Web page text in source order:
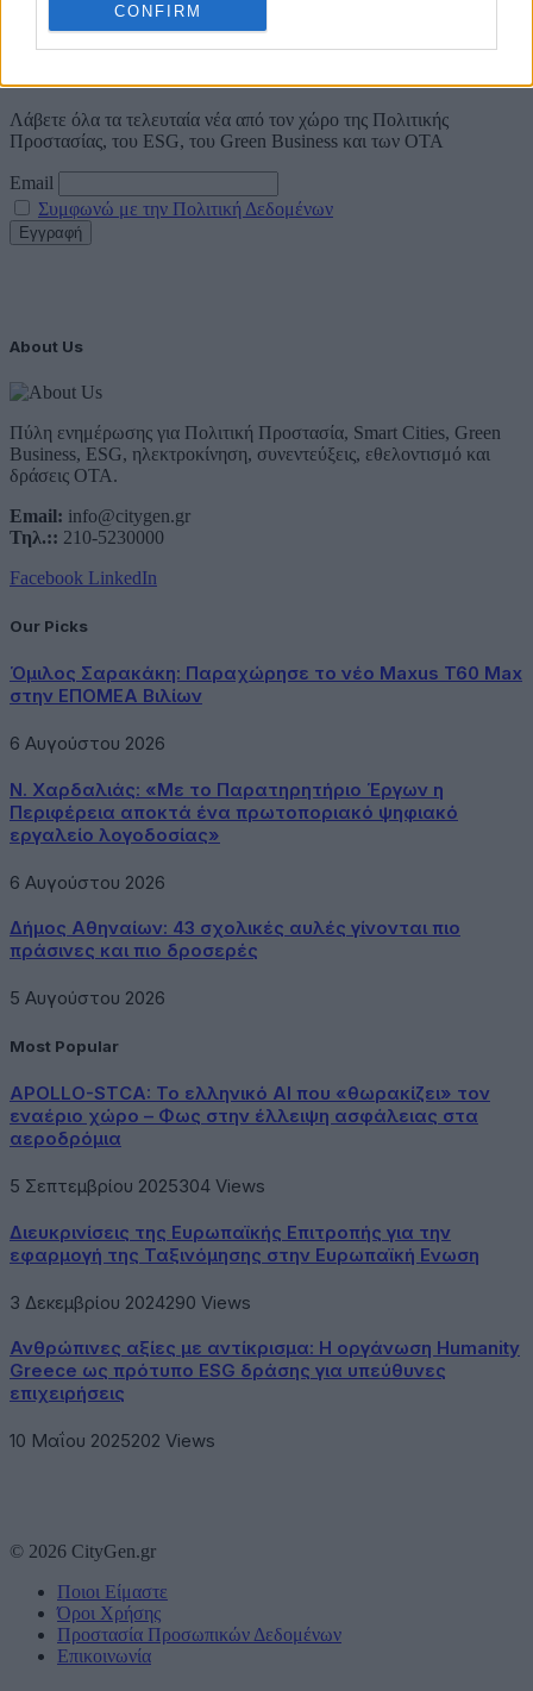
CONFIRM
4 Αυγούστου 2026
Λάβετε όλα τα τελευταία νέα από τον χώρο της Πολιτικής
Προστασίας, του ESG, του Green Business και των ΟΤΑ
Email
Συμφωνώ με την Πολιτική Δεδομένων
About Us
Πύλη ενημέρωσης για Πολιτική Προστασία, Smart Cities, Green
Business, ESG, ηλεκτροκίνηση, συνεντεύξεις, εθελοντισμό και
δράσεις ΟΤΑ.
Email: info@citygen.gr
Τηλ.:: 210-5230000
Facebook LinkedIn
Our Picks
Όμιλος Σαρακάκη: Παραχώρησε το νέο Maxus T60 Max
στην ΕΠΟΜΕΑ Βιλίων
6 Αυγούστου 2026
Ν. Χαρδαλιάς: «Με το Παρατηρητήριο Έργων η
Περιφέρεια αποκτά ένα πρωτοποριακό ψηφιακό
εργαλείο λογοδοσίας»
6 Αυγούστου 2026
Δήμος Αθηναίων: 43 σχολικές αυλές γίνονται πιο
πράσινες και πιο δροσερές
5 Αυγούστου 2026
Most Popular
APOLLO-STCA: Το ελληνικό AI που «θωρακίζει» τον
εναέριο χώρο – Φως στην έλλειψη ασφάλειας στα
αεροδρόμια
5 Σεπτεμβρίου 2025304 Views
Διευκρινίσεις της Ευρωπαϊκής Επιτροπής για την
εφαρμογή της Ταξινόμησης στην Ευρωπαϊκή Ενωση
3 Δεκεμβρίου 2024290 Views
Ανθρώπινες αξίες με αντίκρισμα: Η οργάνωση Humanity
Greece ως πρότυπο ESG δράσης για υπεύθυνες
επιχειρήσεις
10 Μαΐου 2025202 Views
© 2026 CityGen.gr
Ποιοι Είμαστε
Όροι Χρήσης
Προστασία Προσωπικών Δεδομένων
Επικοινωνία